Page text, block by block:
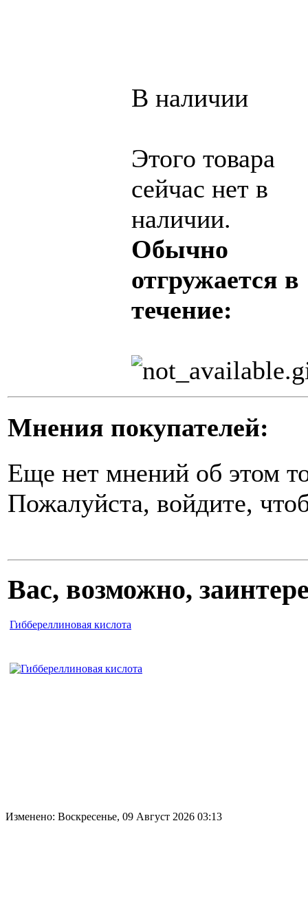
В наличии
Этого товара
сейчас нет в
наличии.
Обычно
отгружается в
течение:
Мнения покупателей:
Еще нет мнений об этом
Пожалуйста, войдите,
Вас, возможно,
Гиббереллиновая кислота
Изменено: Воскресенье, 09 Август 2026 03:13